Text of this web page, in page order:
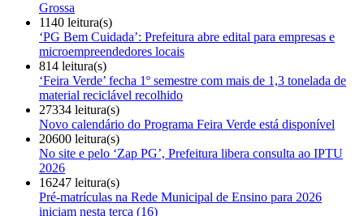
Grossa
1140 leitura(s)
‘PG Bem Cuidada’: Prefeitura abre edital para empresas e
microempreendedores locais
814 leitura(s)
‘Feira Verde’ fecha 1º semestre com mais de 1,3 tonelada de
material reciclável recolhido
27334 leitura(s)
Novo calendário do Programa Feira Verde está disponível
20600 leitura(s)
No site e pelo ‘Zap PG’, Prefeitura libera consulta ao IPTU
2026
16247 leitura(s)
Pré-matrículas na Rede Municipal de Ensino para 2026
iniciam nesta terça (16)